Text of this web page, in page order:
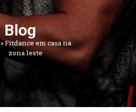
Blog
»Fitdance em casa na
zona leste